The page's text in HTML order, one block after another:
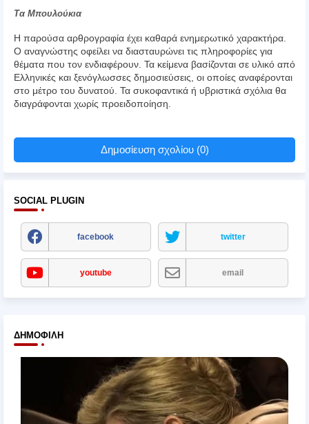
Τα Μπουλούκια
Η παρούσα αρθρογραφία έχει καθαρά ενημερωτικό χαρακτήρα.
Ο αναγνώστης οφείλει να διασταυρώνει τις πληροφορίες για
θέματα που τον ενδιαφέρουν. Τα κείμενα βασίζονται σε υλικό από
Ελληνικές και ξενόγλωσσες δημοσιεύσεις, οι οποίες αναφέρονται
στο μέτρο του δυνατού. Τα συκοφαντικά ή υβριστικά σχόλια θα
διαγράφονται χωρίς προειδοποίηση.
Δημοσίευση σχολίου (0)
SOCIAL PLUGIN
facebook twitter
youtube email
ΔΗΜΟΦΙΛΉ